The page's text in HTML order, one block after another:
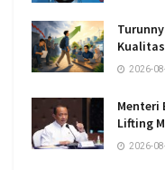
2026-
Menteri
Lifting
2026-